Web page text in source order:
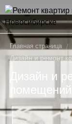
Главная страница /
Дизайн и ремонт
Дизайн и